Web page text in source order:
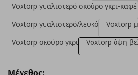
Voxtorp γυαλιστερό σκούρο γκρι-καφέ
Voxtorp γυαλιστερό/λευκό
Voxtorp
Voxtorp σκούρο γκρι
Voxtorp όψη
Μέγεθος: